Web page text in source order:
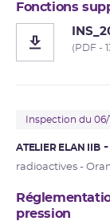
Fonctions
(PDF -
Inspection du
ATELIER ELAN IIB
radioactives -
pression